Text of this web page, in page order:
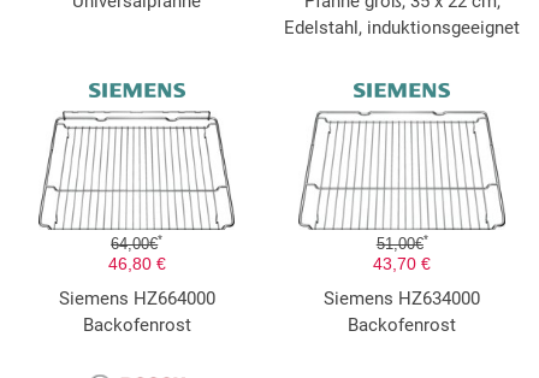
Edelstahl, induktionsgeeignet
64,00€*
46,80 €
Siemens HZ664000
Backofenrost
51,00€*
43,70 €
Siemens HZ634000
Backofenrost